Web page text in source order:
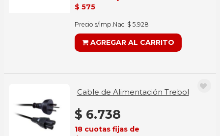
$ 575
Precio s/Imp.Nac. $ 5.928
AGREGAR AL CARRITO
Cable de Alimentación Trebol
$ 6.738
18 cuotas fijas de